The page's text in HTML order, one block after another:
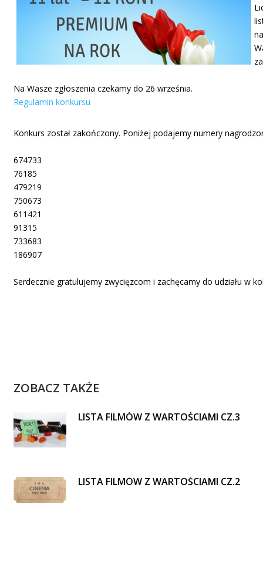
Na Wasze zgłoszenia czekamy do 26 września.
Regulamin konkursu
Konkurs został zakończony. Poniżej podajemy numery
674733
76185
479219
750673
611421
91315
733683
186907
Serdecznie gratulujemy zwycięzcom i zachęcamy do udziału w
ZOBACZ TAKŻE
LISTA FILMÓW Z WARTOŚCIAMI CZ.3
LISTA FILMÓW Z WARTOŚCIAMI CZ.2